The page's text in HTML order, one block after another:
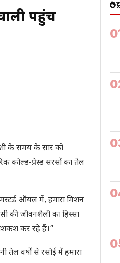
पहुंच
के समय के सार को
कोल्ड-प्रेस्ड सरसों का तेल
ऑयल में, हमारा मिशन
की जीवनशैली का हिस्सा
कर रहे हैं।”
वर्षों से रसोई में हमारा